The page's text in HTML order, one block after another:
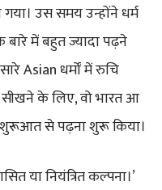
उस समय उन्होंने धर्म
में बहुत ज्यादा पढ़ने
Asian धर्मों में रुचि
के लिए, वो भारत आ
शुरूआत से पढ़ना शुरू किया।
या नियंत्रित कल्पना।’